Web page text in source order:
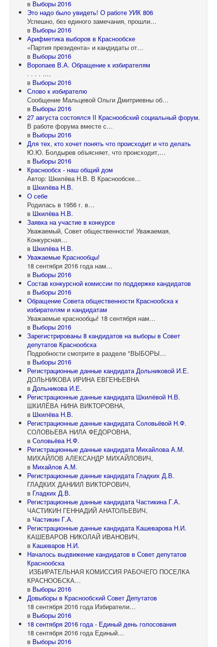
в Выборы 2016
Это надо было увидеть! О работе УИК 806
Успешно, без единого замечания, прошли…
в Выборы 2016
Арифметика выборов в Краснообске
«Партия президента» и кандидаты от…
в Выборы 2016
Воропаев В.А. Обращение к избирателям
. . . . .…
в Выборы 2016
Слово к избирателю
Сообщение Мальцевой Ольги Дмитриевны об…
в Выборы 2016
27 августа состоялся II Краснообский социальный форум.
В работе форума вместе с…
в Выборы 2016
Для тех, кто хочет понять что происходит и что делать
Ю.Ю. Болдырев объясняет, что происходит,…
в Выборы 2016
Краснообск - наш общий дом
Автор: Шкилёва Н.В. В Краснообске…
в Шкилёва Н.В.
О себе
Родилась в 1956 г. в…
в Шкилёва Н.В.
Заявка на участие в конкурсе
Уважаемый, Совет общественности! Уважаемая,
Конкурсная…
в Шкилёва Н.В.
Уважаемые Краснообцы!
18 сентября 2016 года нам…
в Выборы 2016
Состав конкурсной комиссии по поддержке кандидатов
в Выборы 2016
Обращение Совета общественности Краснообска к
избирателям и кандидатам
Уважаемые краснообцы! 18 сентября нам…
в Выборы 2016
Зарегистрированы 8 кандидатов на выборы в Совет
депутатов Краснообска
Подробности смотрите в разделе "ВЫБОРЫ…
в Выборы 2016
Регистрационные данные кандидата Дольниковой И.Е.
ДОЛЬНИКОВА ИРИНА ЕВГЕНЬЕВНА
в Дольникова И.Е.
Регистрационные данные кандидата Шкилёвой Н.В.
ШКИЛЁВА НИНА ВИКТОРОВНА,
в Шкилёва Н.В.
Регистрационные данные кандидата Соловьёвой Н.Ф.
СОЛОВЬЕВА НИЛА ФЕДОРОВНА,
в Соловьёва Н.Ф.
Регистрационные данные кандидата Михайлова А.М.
МИХАЙЛОВ АЛЕКСАНДР МИХАЙЛОВИЧ,
в Михайлов А.М.
Регистрационные данные кандидата Гладких Д.В.
ГЛАДКИХ ДАНИИЛ ВИКТОРОВИЧ,
в Гладких Д.В.
Регистрационные данные кандидата Частикина Г.А.
ЧАСТИКИН ГЕННАДИЙ АНАТОЛЬЕВИЧ,
в Частикин Г.А.
Регистрационные данные кандидата Кашеварова Н.И.
КАШЕВАРОВ НИКОЛАЙ ИВАНОВИЧ,
в Кашеваров Н.И.
Началось выдвижение кандидатов в Совет депутатов
Краснообска
ИЗБИРАТЕЛЬНАЯ КОМИССИЯ РАБОЧЕГО ПОСЕЛКА
КРАСНООБСКА…
в Выборы 2016
Довыборы в Краснообский Совет Депутатов
18 сентября 2016 года Избиратели…
в Выборы 2016
18 сентября 2016 года - Единый день голосования
18 сентября 2016 года Единый…
в Выборы 2016